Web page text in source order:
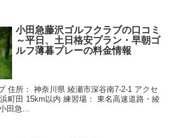
小田急藤沢ゴルフクラブの口コミ
～平日、土日格安プラン・早朝ゴ
ルフ薄暮プレーの料金情報
住所： 神奈川県 綾瀬市深谷南7-2-1 アクセ
町田 15km以内 練習場： 東名高速道路・綾
田急...